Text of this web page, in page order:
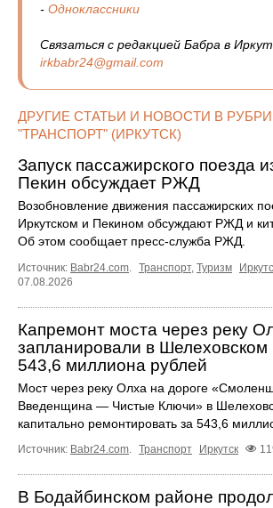
- Одноклассники
Связаться с редакцией Бабра в
irkbabr24@gmail.com
ДРУГИЕ СТАТЬИ И НОВОСТИ В
"ТРАНСПОРТ" (ИРКУТСК)
Запуск пассажирского поезда
Пекин обсуждает РЖД
Возобновление движения пассажирских
Иркутском и Пекином обсуждают РЖД и
Об этом сообщает пресс‑служба РЖД.
Источник: Babr24.com Транспорт, Туризм
07.08.2026
Капремонт моста через реку
запланировали в Шелеховском
543,6 миллиона рублей
Мост через реку Олха на дороге
Введенщина — Чистые Ключи» в
капитально ремонтировать за 543,6
Источник: Babr24.com Транспорт Иркутск
В Бодайбинском районе